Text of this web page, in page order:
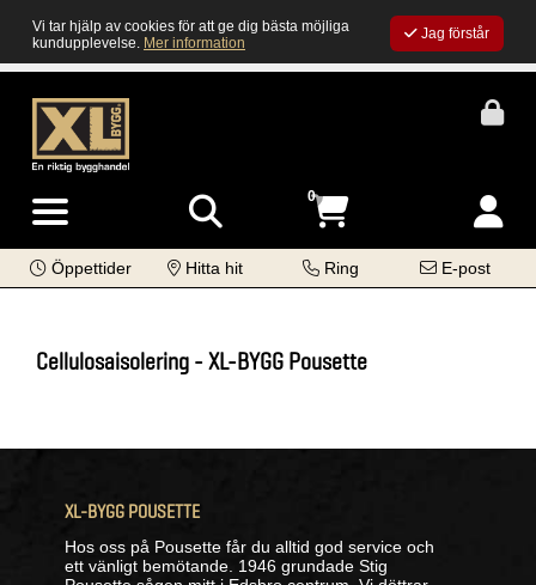
Vi tar hjälp av cookies för att ge dig bästa möjliga
kundupplevelse. Mer information
Jag förstår
0
Öppettider Hitta hit Ring E-post
Cellulosaisolering - XL-BYGG Pousette
XL-BYGG POUSETTE
Hos oss på Pousette får du alltid god service och
ett vänligt bemötande. 1946 grundade Stig